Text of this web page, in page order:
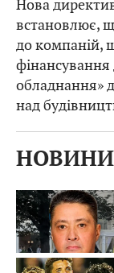
Нова
встановлює,
до компаній,
фінансування
обладнання»
над
НОВИНИ